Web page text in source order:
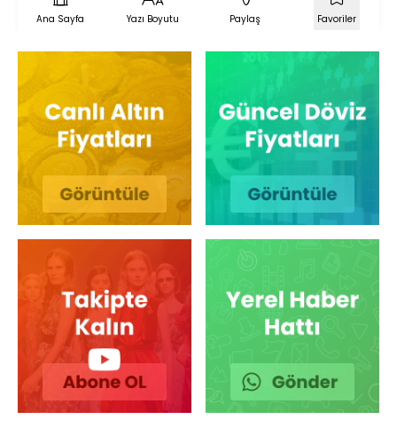
Ana Sayfa Yazı Boyutu Paylaş Favoriler